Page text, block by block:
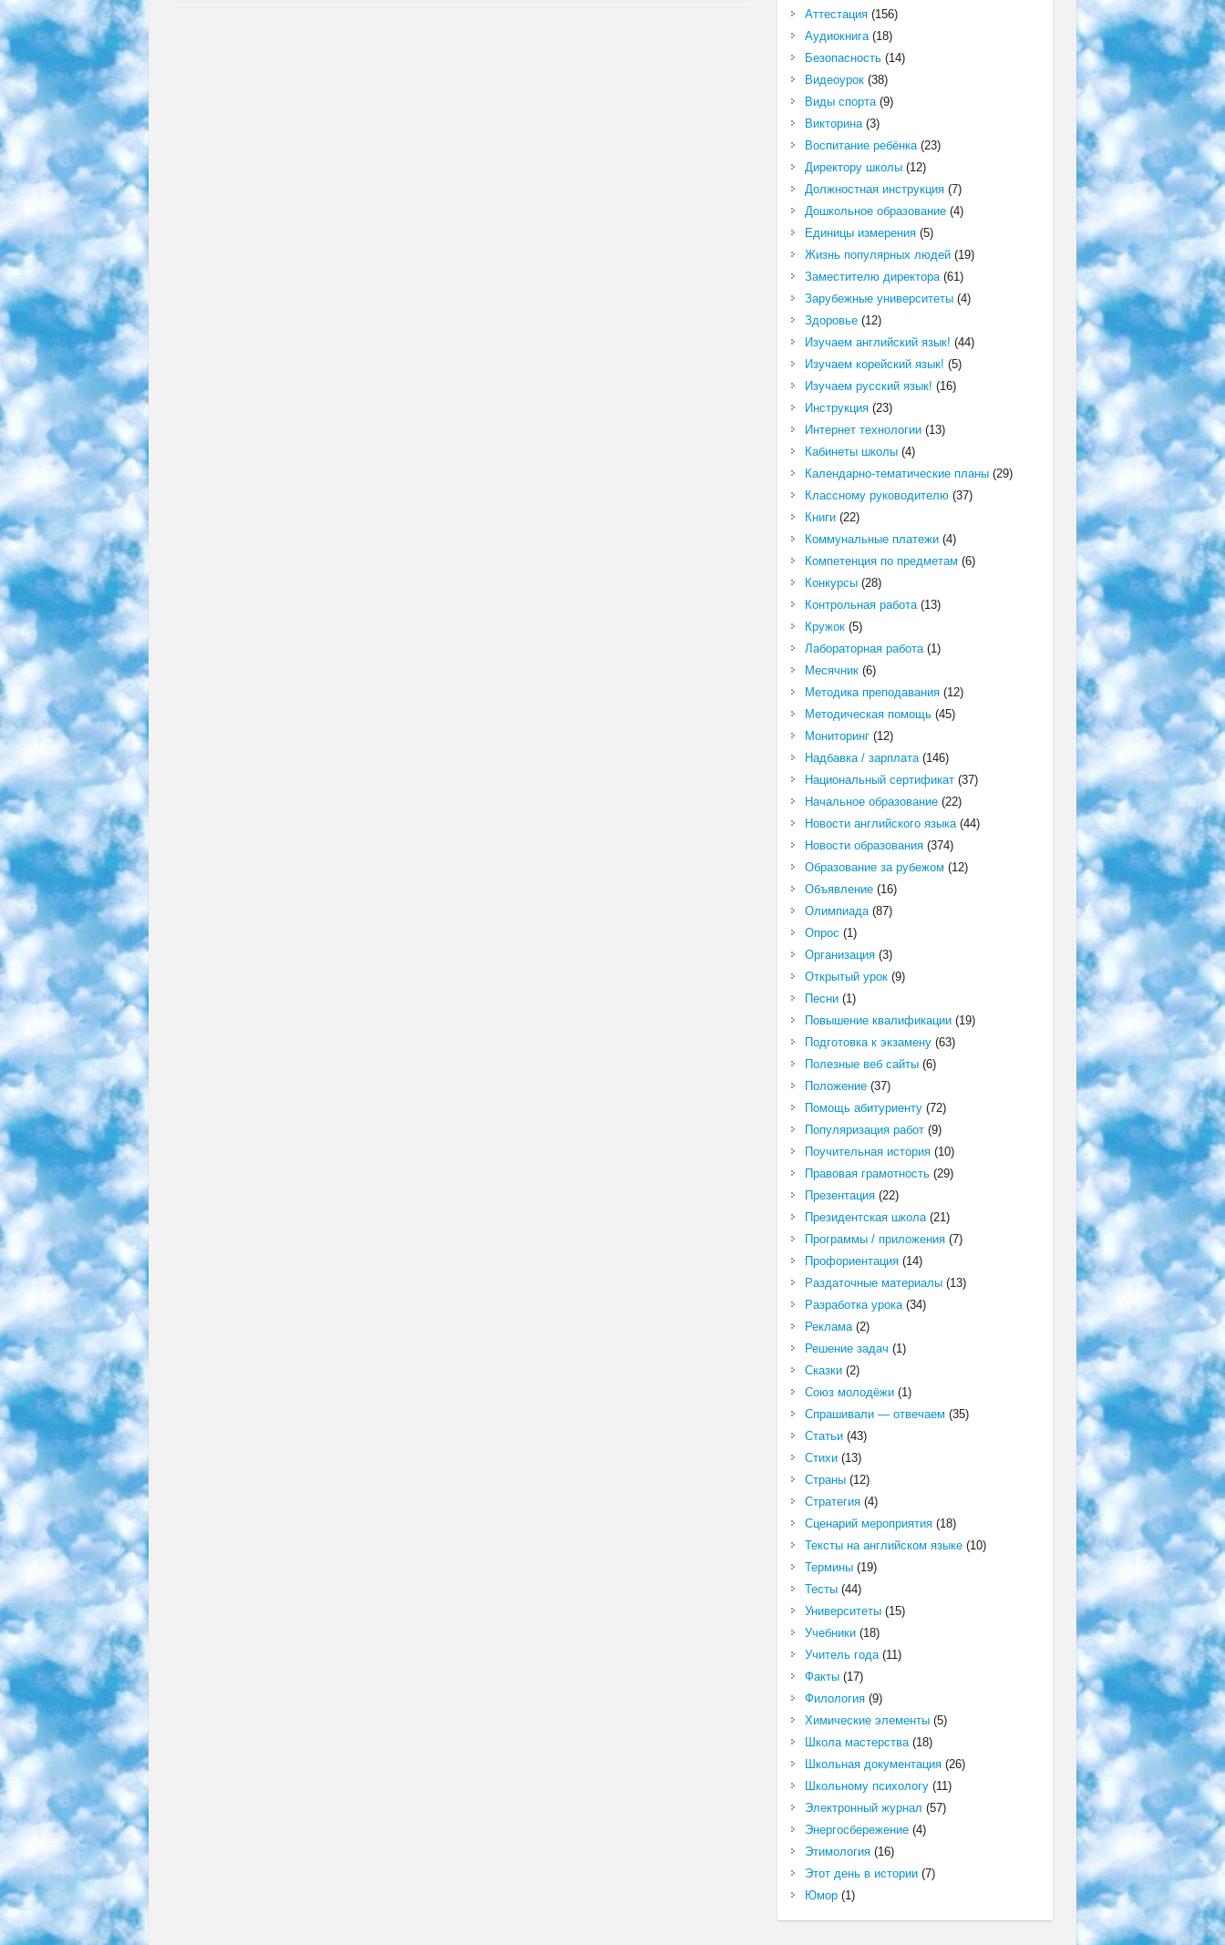
Аттестация(156)
Аудиокнига(18)
Безопасность(14)
Видеоурок(38)
Виды спорта(9)
Викторина(3)
Воспитание ребёнка(23)
Директору школы(12)
Должностная инструкция(7)
Дошкольное образование(4)
Единицы измерения(5)
Жизнь популярных людей(19)
Заместителю директора(61)
Зарубежные университеты(4)
Здоровье(12)
Изучаем английский язык! (44)
Изучаем корейский язык! (5)
Изучаем русский язык! (16)
Инструкция(23)
Интернет технологии(13)
Кабинеты школы(4)
Календарно-тематические планы(29)
Классному руководителю(37)
Книги(22)
Коммунальные платежи(4)
Компетенция по предметам (6)
Конкурсы(28)
Контрольная работа(13)
Кружок(5)
Лабораторная работа(1)
Месячник(6)
Методика преподавания(12)
Методическая помощь(45)
Мониторинг(12)
Надбавка / зарплата(146)
Национальный сертификат(37)
Начальное образование(22)
Новости английского языка(44)
Новости образования(374)
Образование за рубежом (12)
Объявление(16)
Олимпиада(87)
Опрос (1)
Организация(3)
Открытый урок(9)
Песни(1)
Повышение квалификации(19)
Подготовка к экзамену(63)
Полезные веб сайты(6)
Положение(37)
Помощь абитуриенту(72)
Популяризация работ(9)
Поучительная история(10)
Правовая грамотность(29)
Презентация(22)
Президентская школа(21)
Программы / приложения(7)
Профориентация(14)
Раздаточные материалы(13)
Разработка урока(34)
Реклама(2)
Решение задач (1)
Сказки(2)
Союз молодёжи(1)
Спрашивали — отвечаем (35)
Статьи(43)
Стихи(13)
Страны(12)
Стратегия(4)
Сценарий мероприятия(18)
Тексты на английском языке(10)
Термины(19)
Тесты(44)
Университеты(15)
Учебники(18)
Учитель года(11)
Факты(17)
Филология(9)
Химические элементы(5)
Школа мастерства(18)
Школьная документация(26)
Школьному психологу(11)
Электронный журнал (57)
Энергосбережение(4)
Этимология(16)
Этот день в истории(7)
Юмор(1)